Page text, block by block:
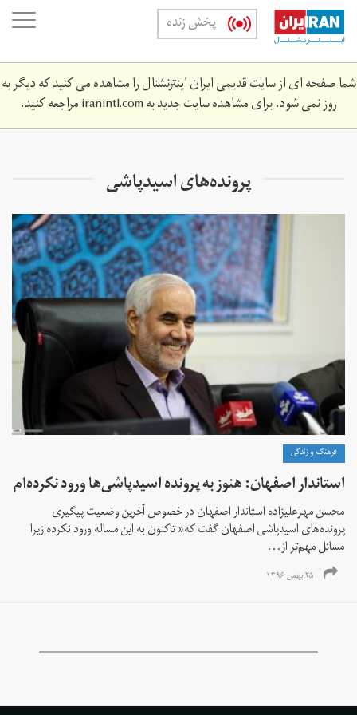
Skip
main
content
پخش زنده
شما صفحه ای از سایت قدیمی ایران اینترنشنال را مشاهده می کنید که دیگر به
روز نمی شود. برای مشاهده سایت جدید بهiranintl.comمراجعه کنید.
پرونده‌های اسیدپاشی
فرهنگ و زندگی
استاندار اصفهان: هنوز به پرونده اسیدپاشی‌ها ورود نکرده‌ام
محسن مهرعلیزاده استاندار اصفهان در خصوص آخرین وضعیت پیگیری
پرونده‌های اسیدپاشی اصفهان گفت که« تاکنون به این مساله ورود نکرده‌ زیرا
مسائل مهم‌تر از...
۲۵ بهمن ۱۳۹۶